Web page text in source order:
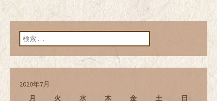
検索:
2020年7月
月
火 水 木 金 土 日